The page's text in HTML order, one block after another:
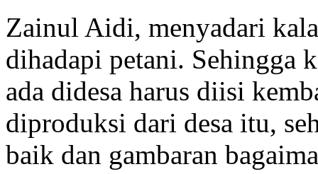
Zainul Aidi, menyadari
dihadapi petani. Sehingga
ada didesa harus diisi
diproduksi dari desa itu,
baik dan gambaran